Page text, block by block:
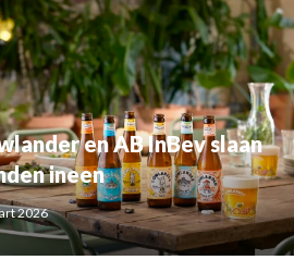
en AB InBev slaan
ineen
2026